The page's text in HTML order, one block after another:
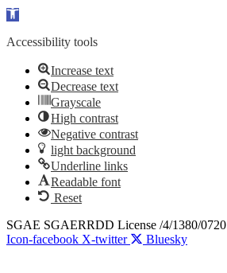
Open toolbar
Accessibility tools
Increase text
Decrease text
Grayscale
High contrast
Negative contrast
light background
Underline links
Readable font
Reset
Skip
to
SGAE SGAERRDD License /4/1380/0720
Icon-facebook X-twitter Bluesky